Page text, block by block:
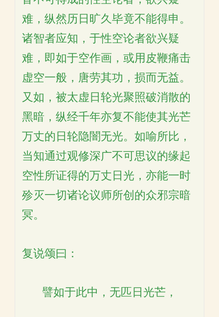
难，纵然历日旷久毕竟不能得申。
诸智者应知，于性空论者欲兴疑
难，即如于空作画，或用皮鞭痛击
虚空一般，唐劳其功，损而无益。
又如，被太虚日轮光聚照破消散的
黑暗，纵经千年亦复不能使其光芒
万丈的日轮隐闇无光。如喻所比，
当知通过观修深广不可思议的缘起
空性所证得的万丈日光，亦能一时
殄灭一切诸论议师所创的众邪宗暗
冥。
复说颂曰：
譬如于此中，无匹日光芒，